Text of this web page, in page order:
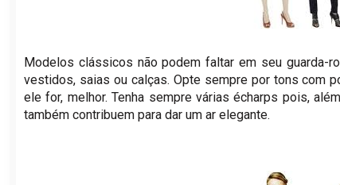
Modelos clássicos não podem faltar em seu guarda-
vestidos, saias ou calças. Opte sempre por tons com
ele for, melhor. Tenha sempre várias écharps pois,
também contribuem para dar um ar elegante.